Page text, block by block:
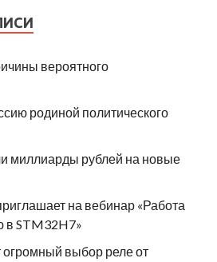
вероятного
родиной политического
миллиарды рублей на новые
на вебинар «Работа
в STM32H7»
огромный выбор реле от